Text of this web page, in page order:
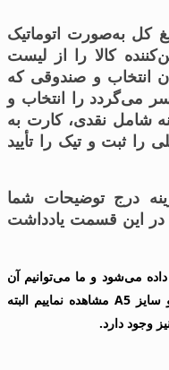
کل به‌صورت اتوماتیک
کالا را از لیست
انتخاب و صندوقی که
می‌گردد را انتخاب و
شامل نقدی، کارت به
ثبت و تیک را تأیید
درج توضیحات شما
در این قسمت یادداشت
می‌شود و ما می‌توانیم آن
را به سه صورت گزارش، 80 میلی‌متری و سایز A5 مشاهده نماییم البته
وجود دارد.